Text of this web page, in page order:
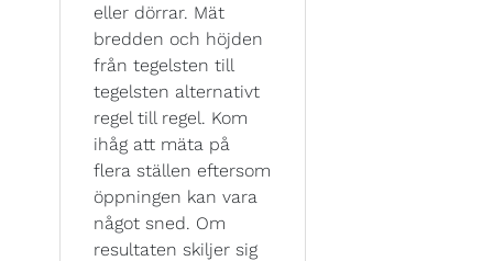
eller dörrar. Mät
bredden och höjden
från tegelsten till
tegelsten alternativt
regel till regel. Kom
ihåg att mäta på
flera ställen eftersom
öppningen kan vara
något sned. Om
resultaten skiljer sig